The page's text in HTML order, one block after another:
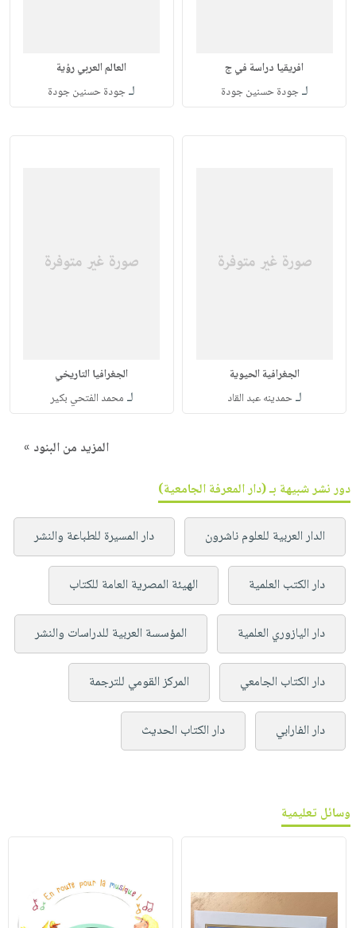
افريقيا دراسة في ج
لـجودة حسنين جودة
العالم العربي رؤية
لـجودة حسنين جودة
الجغرافية الحيوية
لـحمدينه عبد القاد
الجغرافيا التاريخي
لـ محمد الفتحي بكير
المزيد من البنود »
دور نشر شبيهة بـ (دار المعرفة الجامعية)
الدار العربية للعلوم ناشرون دار المسيرة للطباعة والنشر
دار الكتب العلمية الهيئة المصرية العامة للكتاب
دار اليازوري العلمية المؤسسة العربية للدراسات والنشر
دار الكتاب الجامعي المركز القومي للترجمة
دار الفارابي دار الكتاب الحديث
وسائل تعليمية